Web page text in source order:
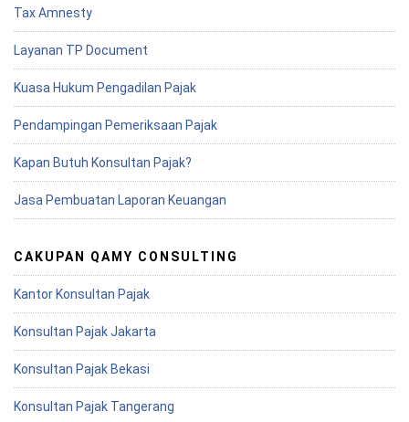
Tax Amnesty
Layanan TP Document
Kuasa Hukum Pengadilan Pajak
Pendampingan Pemeriksaan Pajak
Kapan Butuh Konsultan Pajak?
Jasa Pembuatan Laporan Keuangan
CAKUPAN QAMY CONSULTING
Kantor Konsultan Pajak
Konsultan Pajak Jakarta
Konsultan Pajak Bekasi
Konsultan Pajak Tangerang